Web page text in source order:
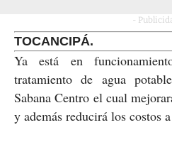
-
TOCANCIPÁ.
Ya está en
tratamiento de agua
Sabana Centro el cual
y además reducirá los costos